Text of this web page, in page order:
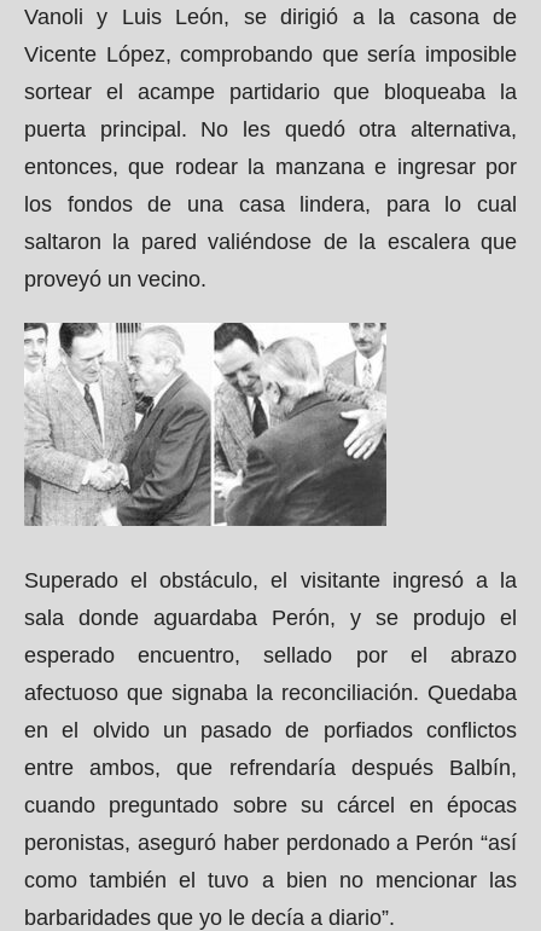
Vanoli y Luis León, se dirigió a la casona de
Vicente López, comprobando que sería imposible
sortear el acampe partidario que bloqueaba la
puerta principal. No les quedó otra alternativa,
entonces, que rodear la manzana e ingresar por
los fondos de una casa lindera, para lo cual
saltaron la pared valiéndose de la escalera que
proveyó un vecino.
Superado el obstáculo, el visitante ingresó a la
sala donde aguardaba Perón, y se produjo el
esperado encuentro, sellado por el abrazo
afectuoso que signaba la reconciliación. Quedaba
en el olvido un pasado de porfiados conflictos
entre ambos, que refrendaría después Balbín,
cuando preguntado sobre su cárcel en épocas
peronistas, aseguró haber perdonado a Perón “así
como también el tuvo a bien no mencionar las
barbaridades que yo le decía a diario”.